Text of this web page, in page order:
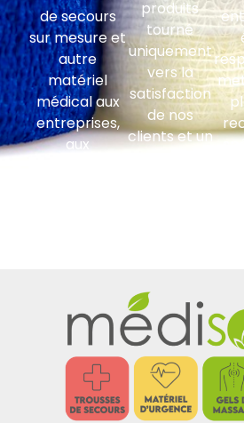
de secours
sur mesure et
autre
matériel
médical aux
entreprises,
aux
produits
tourné
uniquement
vers la
satisfaction
de nos
clients et un